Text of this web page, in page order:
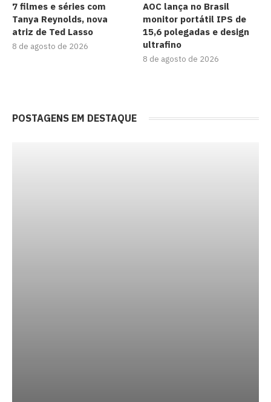
7 filmes e séries com
Tanya Reynolds, nova
atriz de Ted Lasso
8 de agosto de 2026
AOC lança no Brasil
monitor portátil IPS de
15,6 polegadas e design
ultrafino
8 de agosto de 2026
POSTAGENS EM DESTAQUE